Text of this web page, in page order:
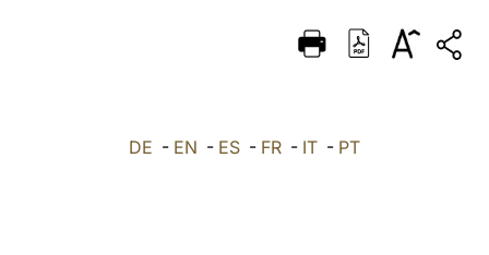
ITALIANO
DE - EN - ES - FR - IT - PT